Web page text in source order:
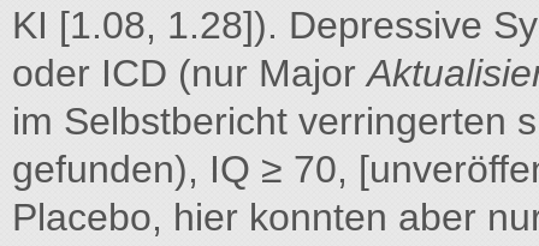
KI [1.08, 1.28]). Depressive
oder ICD (nur Major
im Selbstbericht verringerten
gefunden), IQ ≥ 70,
Placebo, hier konnten aber